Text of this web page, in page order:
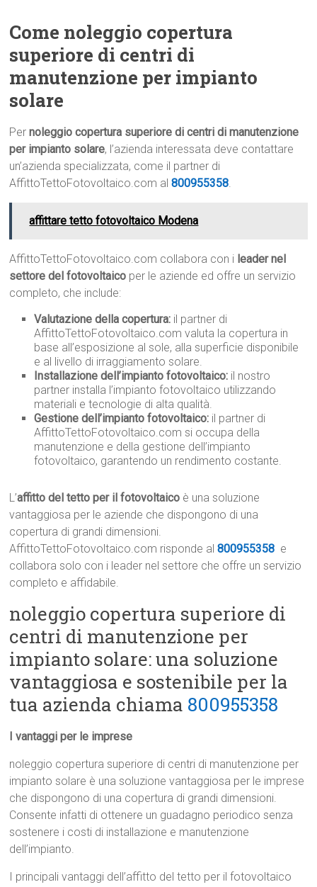
Come noleggio copertura
superiore di centri di
manutenzione per impianto
solare
Pernoleggio copertura superiore di centri di manutenzione
per impianto solare, l’azienda interessata deve contattare
un’azienda specializzata, come il partner di
AffittoTettoFotovoltaico.com al800955358.
affittare tetto fotovoltaico Modena
AffittoTettoFotovoltaico.com collabora con i leader nel
settore del fotovoltaico per le aziende ed offre un servizio
completo, che include:
Valutazione della copertura: il partner di
AffittoTettoFotovoltaico.com valuta la copertura in
base all’esposizione al sole, alla superficie disponibile
e al livello di irraggiamento solare.
Installazione dell’impianto fotovoltaico: il nostro
partner installa l’impianto fotovoltaico utilizzando
materiali e tecnologie di alta qualità.
Gestione dell’impianto fotovoltaico: il partner di
AffittoTettoFotovoltaico.com si occupa della
manutenzione e della gestione dell’impianto
fotovoltaico, garantendo un rendimento costante.
L’affitto del tetto per il fotovoltaico è una soluzione
vantaggiosa per le aziende che dispongono di una
copertura di grandi dimensioni.
AffittoTettoFotovoltaico.com risponde al800955358 e
collabora solo con i leader nel settore che offre un servizio
completo e affidabile.
noleggio copertura superiore di
centri di manutenzione per
impianto solare: una soluzione
vantaggiosa e sostenibile per la
tua azienda chiama 800955358
I vantaggi per le imprese
noleggio copertura superiore di centri di manutenzione per
impianto solare è una soluzione vantaggiosa per le imprese
che dispongono di una copertura di grandi dimensioni.
Consente infatti di ottenere un guadagno periodico senza
sostenere i costi di installazione e manutenzione
dell’impianto.
I principali vantaggi dell’affitto del tetto per il fotovoltaico